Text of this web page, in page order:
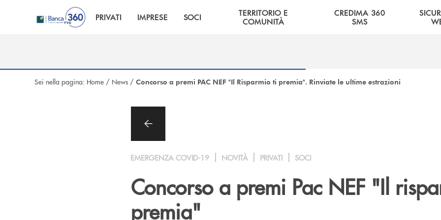
Salta al contenuto principale
PRIVATI IMPRESE SOCI
TERRITORIO E
COMUNITÀ
CREDIMA 360
SMS
Sei nella pagina: Home / News / Concorso a premi PAC NEF "Il Risparmio ti premia". Rinviate le ultime estrazioni
EMERGENZA COVID-19 NOVITÀ PRIVATI SOCI
Concorso a premi Pac NEF "Il
premia"